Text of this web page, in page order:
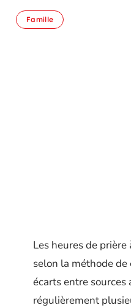
Famille
Les heures de
selon la méthode
écarts entre
régulièrement